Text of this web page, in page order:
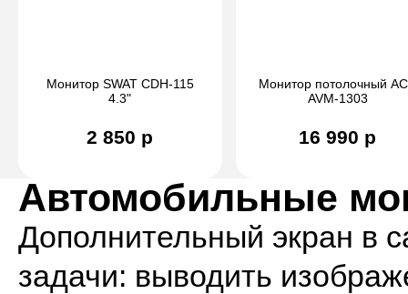
Монитор SWAT CDH-115
4.3"
2 850 р
Монитор потолочный
AVM-1303
16 990 р
Автомобильные
Дополнительный экран в
задачи: выводить